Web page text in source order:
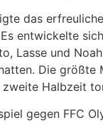
das
entwickelte
Lasse und
Die größte
Halbzeit
gegen FFC